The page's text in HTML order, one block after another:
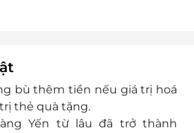
bù thêm tiền nếu giá trị hoá
thẻ quà tặng.
Yến từ lâu đã trở thành